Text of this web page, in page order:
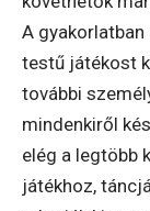
A
testű játékost
további
mindenkiről
elég a legtöbb
játékhoz,